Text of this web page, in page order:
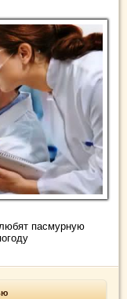
пасмурную